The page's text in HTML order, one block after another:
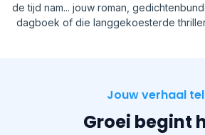
de tijd nam... jouw roman,
dagboek of die langgekoesterde
Jouw verhaal
Groei begint